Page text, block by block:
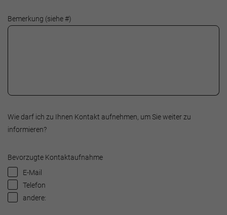
Bemerkung (siehe #)
Wie darf ich zu Ihnen Kontakt aufnehmen, um Sie weiter zu
informieren?
Bevorzugte Kontaktaufnahme
E-Mail
Telefon
andere: